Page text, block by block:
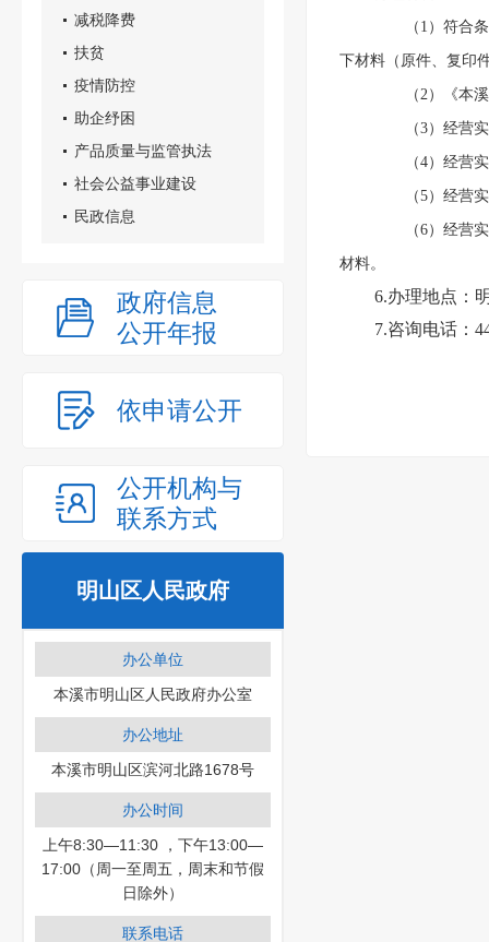
减税降费
扶贫
疫情防控
助企纾困
产品质量与监管执法
社会公益事业建设
民政信息
政府信息
公开年报
依申请公开
公开机构与
联系方式
明山区人民政府
办公单位
本溪市明山区人民政府办公室
办公地址
本溪市明山区滨河北路1678号
办公时间
上午8:30—11:30 ，下午13:00—
17:00（周一至周五，周末和节假
日除外）
联系电话
（1）符合条
下材料（原件、复印
（2）《本溪
（3）经营实
（4）经营实
（5）经营实
（6）经营实
材料。
6.办理地点：
7.咨询电话：